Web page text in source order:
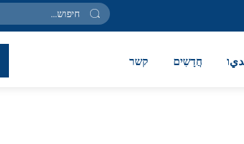
חֲדָשִים קשר